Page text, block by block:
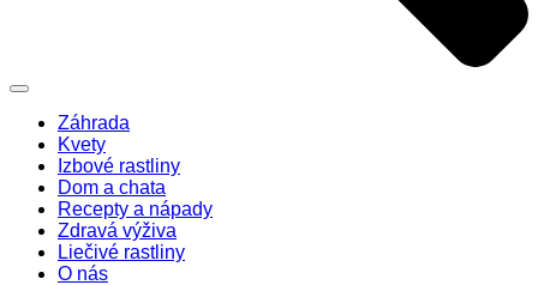
Záhrada
Kvety
Izbové rastliny
Dom a chata
Recepty a nápady
Zdravá výživa
Liečivé rastliny
O nás